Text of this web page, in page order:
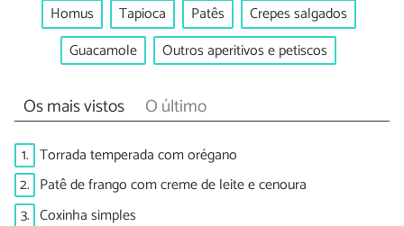
Homus Tapioca Patês
Crepes salgados
Guacamole
Outros aperitivos e petiscos
Os mais vistos O último
1. Torrada temperada com orégano
2. Patê de frango com creme de leite e cenoura
3. Coxinha simples